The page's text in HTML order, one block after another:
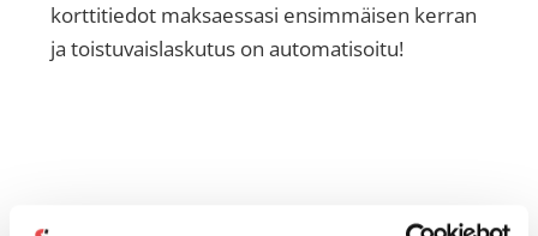
korttitiedot maksaessasi ensimmäisen kerran
ja toistuvaislaskutus on automatisoitu!